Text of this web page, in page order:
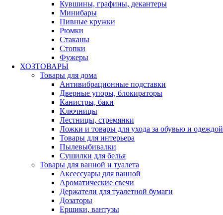
Кувшины, графины, декантеры
Минибары
Пивные кружки
Рюмки
Стаканы
Стопки
Фужеры
ХОЗТОВАРЫ
Товары для дома
Антивибрационные подставки
Дверные упоры, блокираторы
Канистры, баки
Ключницы
Лестницы, стремянки
Ложки и товары для ухода за обувью и одеждой
Товары для интерьера
Пылевыбивалки
Сушилки для белья
Товары для ванной и туалета
Аксессуары для ванной
Ароматические свечи
Держатели для туалетной бумаги
Дозаторы
Ершики, вантузы